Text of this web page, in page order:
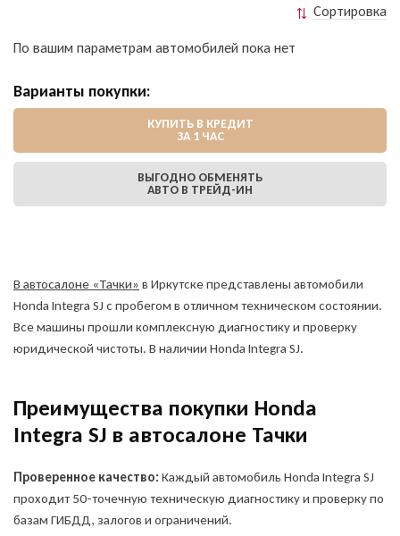
Сортировка
По вашим параметрам автомобилей пока нет
Варианты покупки:
КУПИТЬ В КРЕДИТ
ЗА 1 ЧАС
ВЫГОДНО ОБМЕНЯТЬ
АВТО В ТРЕЙД-ИН
В автосалоне «Тачки» в Иркутске представлены автомобили
Honda Integra SJ с пробегом в отличном техническом состоянии.
Все машины прошли комплексную диагностику и проверку
юридической чистоты. В наличии Honda Integra SJ.
Преимущества покупки Honda
Integra SJ в автосалоне Тачки
Проверенное качество: Каждый автомобиль Honda Integra SJ
проходит 50-точечную техническую диагностику и проверку по
базам ГИБДД, залогов и ограничений.